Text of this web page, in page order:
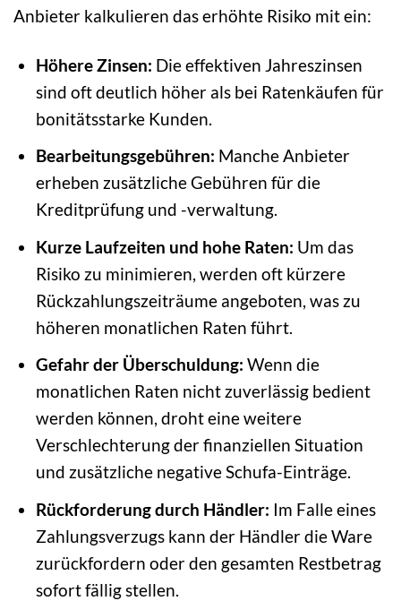
Anbieter kalkulieren das erhöhte Risiko mit ein:
Höhere Zinsen: Die effektiven Jahreszinsen
sind oft deutlich höher als bei Ratenkäufen für
bonitätsstarke Kunden.
Bearbeitungsgebühren: Manche Anbieter
erheben zusätzliche Gebühren für die
Kreditprüfung und -verwaltung.
Kurze Laufzeiten und hohe Raten: Um das
Risiko zu minimieren, werden oft kürzere
Rückzahlungszeiträume angeboten, was zu
höheren monatlichen Raten führt.
Gefahr der Überschuldung: Wenn die
monatlichen Raten nicht zuverlässig bedient
werden können, droht eine weitere
Verschlechterung der finanziellen Situation
und zusätzliche negative Schufa-Einträge.
Rückforderung durch Händler: Im Falle eines
Zahlungsverzugs kann der Händler die Ware
zurückfordern oder den gesamten Restbetrag
sofort fällig stellen.